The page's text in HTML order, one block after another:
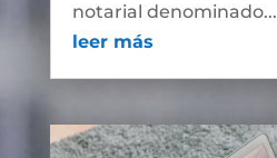
notarial denominado...
leer más